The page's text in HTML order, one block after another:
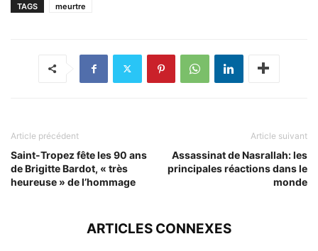
TAGS meurtre
Article précédent
Saint-Tropez fête les 90 ans
de Brigitte Bardot, « très
heureuse » de l’hommage
Article suivant
Assassinat de Nasrallah: les
principales réactions dans le
monde
ARTICLES CONNEXES